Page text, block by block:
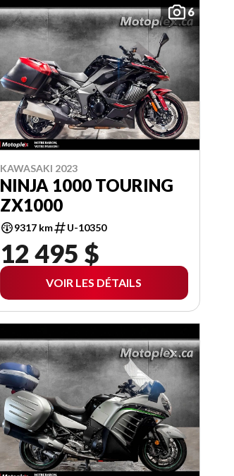
6
KAWASAKI 2023
NINJA 1000 TOURING
ZX1000
9317 km U-10350
12 495 $
VOIR LES DÉTAILS